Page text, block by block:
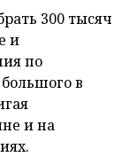
300 тысяч
и
по
в
и на